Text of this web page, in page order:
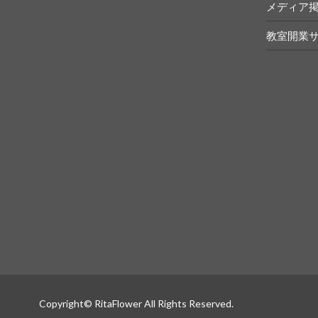
メディア
教室開業
Copyright© RitaFlower All Rights Reserved.